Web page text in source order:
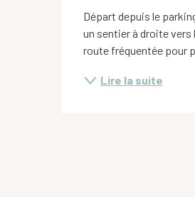
Départ depuis le
un sentier à droite vers
route fréquentée pour
Lire la suite